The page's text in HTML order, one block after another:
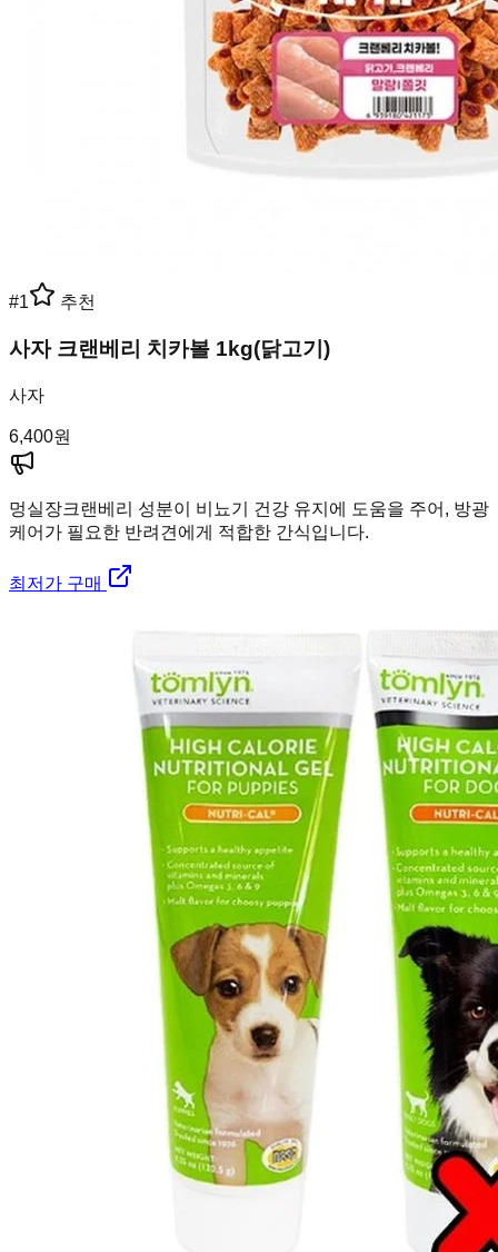
#1 추천
사자 크랜베리 치카볼 1kg(닭고기)
사자
6,400원
멍실장크랜베리 성분이 비뇨기 건강 유지에 도움을 주어, 방광
케어가 필요한 반려견에게 적합한 간식입니다.
최저가 구매